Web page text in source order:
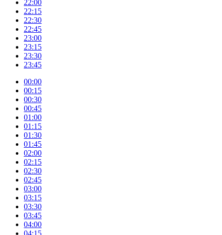
22:00
22:15
22:30
22:45
23:00
23:15
23:30
23:45
00:00
00:15
00:30
00:45
01:00
01:15
01:30
01:45
02:00
02:15
02:30
02:45
03:00
03:15
03:30
03:45
04:00
04:15